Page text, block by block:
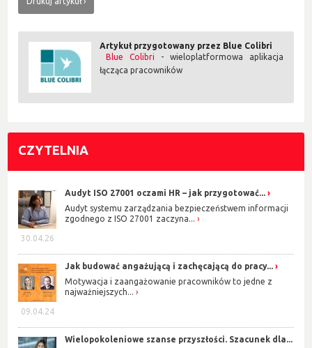
Artykuł przygotowany przez Blue Colibri
Blue Colibri - wieloplatformowa aplikacja
łącząca pracowników
CZYTELNIA
30.04.26
Audyt ISO 27001 oczami HR – jak przygotować...
Audyt systemu zarządzania bezpieczeństwem informacji
zgodnego z ISO 27001 zaczyna...
09.04.24
Jak budować angażującą i zachęcającą do pracy...
Motywacja i zaangażowanie pracowników to jedne z
najważniejszych...
Wielopokoleniowe szanse przyszłości. Szacunek dla...